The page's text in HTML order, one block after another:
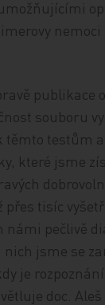
publikace
souboru
těmto testům
které jsme
přes tisíc
námi pečlivě
nich jsme se
je
doc.